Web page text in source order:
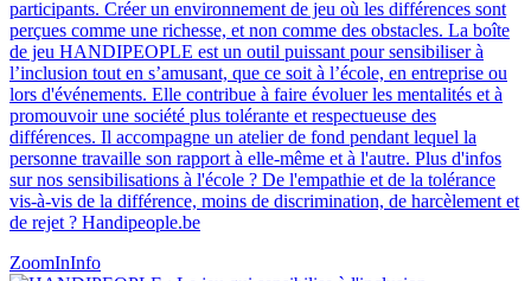
participants. Créer un environnement de jeu où les différences sont
perçues comme une richesse, et non comme des obstacles. La boîte
de jeu HANDIPEOPLE est un outil puissant pour sensibiliser à
l’inclusion tout en s’amusant, que ce soit à l’école, en entreprise ou
lors d'événements. Elle contribue à faire évoluer les mentalités et à
promouvoir une société plus tolérante et respectueuse des
différences​​​. Il accompagne un atelier de fond pendant lequel la
personne travaille son rapport à elle-même et à l'autre. Plus d'infos
sur nos sensibilisations à l'école ? De l'empathie et de la tolérance
vis-à-vis de la différence, moins de discrimination, de harcèlement et
de rejet ? Handipeople.be
ZoomInInfo